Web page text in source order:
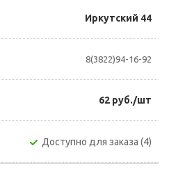
Иркутский 44
8(3822)94-16-92
62 руб./шт
Доступно для заказа (4)